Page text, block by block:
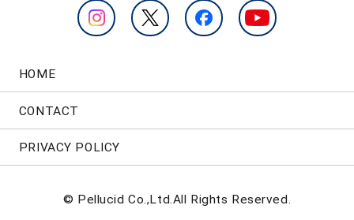
HOME
CONTACT
PRIVACY POLICY
© Pellucid Co.,Ltd.All Rights Reserved.